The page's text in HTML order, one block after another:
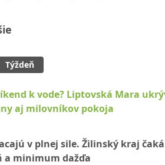
Týždeň
k vode? Liptovská Mara
aj milovníkov pokoja
v plnej sile. Žilinský kraj čaká
a minimum dažďa